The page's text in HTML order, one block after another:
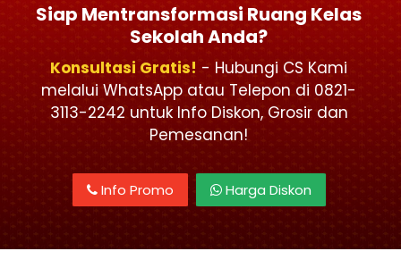
Siap Mentransformasi Ruang Kelas
Sekolah Anda?
Konsultasi Gratis! - Hubungi CS Kami
melalui WhatsApp atau Telepon di 0821-
3113-2242 untuk Info Diskon, Grosir dan
Pemesanan!
Info Promo Harga Diskon